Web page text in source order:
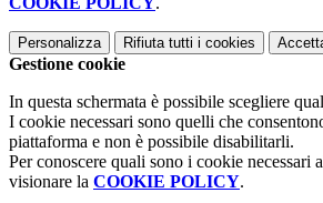
Personalizza Rifiuta tutti i cookies
Gestione cookie
In questa schermata è possibile scegliere
I cookie necessari sono quelli che
piattaforma e non è possibile disabilitarli.
Per conoscere quali sono i cookie necessari
visionare la COOKIE POLICY.